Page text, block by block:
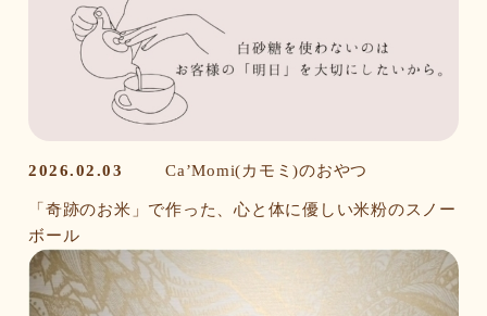
2026.02.03 Ca’Momi(カモミ)のおやつ
「奇跡のお米」で作った、心と体に優しい米粉のスノー
ボール